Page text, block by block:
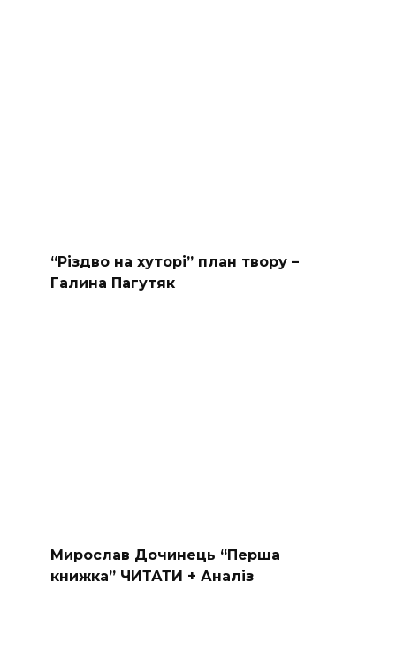
“Різдво на хуторі” план твору –
Галина Пагутяк
Мирослав Дочинець “Перша
книжка” ЧИТАТИ + Аналіз